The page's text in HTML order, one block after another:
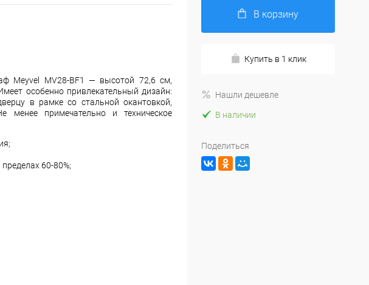
Meyvel MV28-BF1 — высотой 72,6 см,
особенно привлекательный дизайн:
в рамке со стальной окантовкой,
менее примечательно и техническое
60-80%;
В корзину
Купить в 1 клик
Нашли дешевле
В наличии
Поделиться